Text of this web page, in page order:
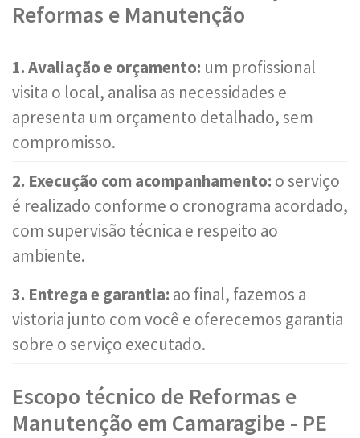
Reformas e Manutenção
1. Avaliação e orçamento: um profissional
visita o local, analisa as necessidades e
apresenta um orçamento detalhado, sem
compromisso.
2. Execução com acompanhamento: o serviço
é realizado conforme o cronograma acordado,
com supervisão técnica e respeito ao
ambiente.
3. Entrega e garantia: ao final, fazemos a
vistoria junto com você e oferecemos garantia
sobre o serviço executado.
Escopo técnico de Reformas e
Manutenção em Camaragibe - PE